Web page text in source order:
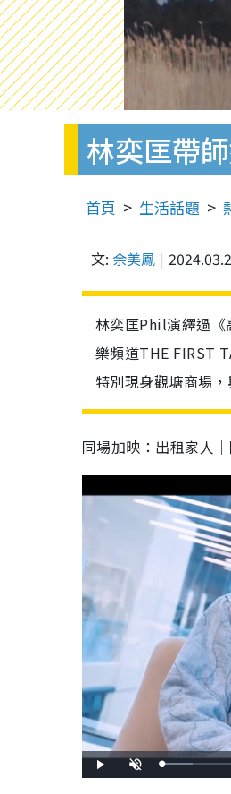
林奕匡帶
首頁 生活話題
文: 余美鳳
林奕匡Phil演繹過《
樂頻道THE FIRST
特別現身觀塘商場
同場加映： 出租家人│
l
n
L